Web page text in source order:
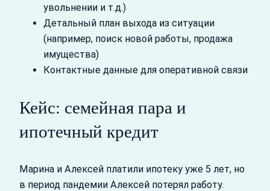
увольнении и т.д.)
Детальный план выхода из ситуации
(например, поиск новой работы, продажа
имущества)
Контактные данные для оперативной связи
Кейс: семейная пара и
ипотечный кредит
Марина и Алексей платили ипотеку уже 5 лет, но
в период пандемии Алексей потерял работу.